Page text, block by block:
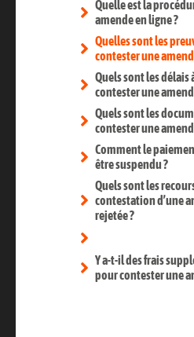
Quelle est la
amende en ligne ?
Quelles sont les
contester une
Quels sont les délais
contester une
Quels sont les
contester une
Comment le
être suspendu ?
Quels sont les
contestation d’une
rejetée ?
Y a-t-il des frais
pour contester une